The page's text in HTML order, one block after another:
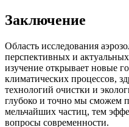
Заключение
Область исследования
перспективных и
изучение открывает новые
климатических процессов,
технологий очистки и
глубоко и точно мы сможем
мельчайших частиц, тем
вопросы современности.